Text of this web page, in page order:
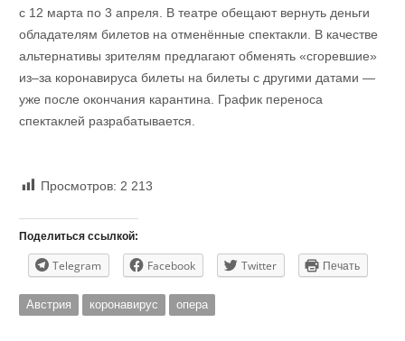
с 12 марта по 3 апреля. В театре обещают вернуть деньги
обладателям билетов на отменённые спектакли. В качестве
альтернативы зрителям предлагают обменять «сгоревшие»
из–за коронавируса билеты на билеты с другими датами —
уже после окончания карантина. График переноса
спектаклей разрабатывается.
Просмотров: 2 213
Поделиться ссылкой:
Telegram Facebook Twitter Печать
Австрия коронавирус опера